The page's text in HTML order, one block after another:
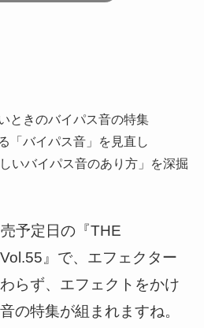
ときのバイパス音の特集
「バイパス音」を見直し
いバイパス音のあり方」を深掘
予定日の『THE
』で、エフェクター
らず、エフェクトをかけ
の特集が組まれますね。